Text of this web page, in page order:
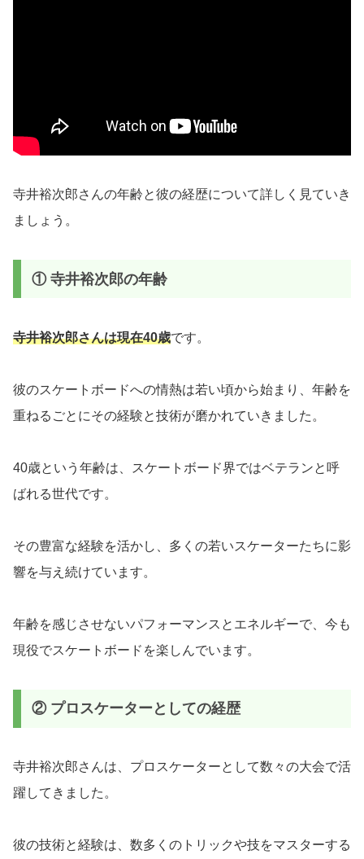
寺井裕次郎さんの年齢と彼の経歴について詳しく見ていき
ましょう。
① 寺井裕次郎の年齢
寺井裕次郎さんは現在40歳です。
彼のスケートボードへの情熱は若い頃から始まり、年齢を
重ねるごとにその経験と技術が磨かれていきました。
40歳という年齢は、スケートボード界ではベテランと呼
ばれる世代です。
その豊富な経験を活かし、多くの若いスケーターたちに影
響を与え続けています。
年齢を感じさせないパフォーマンスとエネルギーで、今も
現役でスケートボードを楽しんでいます。
② プロスケーターとしての経歴
寺井裕次郎さんは、プロスケーターとして数々の大会で活
躍してきました。
彼の技術と経験は、数多くのトリックや技をマスターする